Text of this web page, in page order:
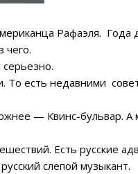
Рафаэля. Года
чего.
есть недавними
— Квинс-бульвар.
Есть русские
слепой музыкант.